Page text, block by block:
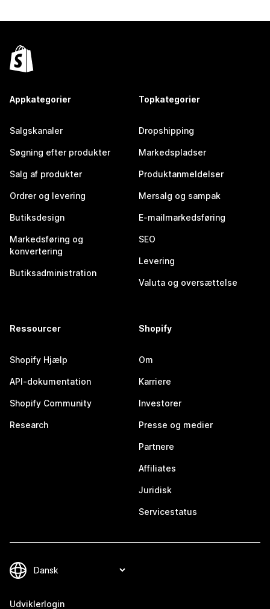
Appkategorier
Salgskanaler
Søgning efter produkter
Salg af produkter
Ordrer og levering
Butiksdesign
Markedsføring og
konvertering
Butiksadministration
Topkategorier
Dropshipping
Markedspladser
Produktanmeldelser
Mersalg og sampak
E-mailmarkedsføring
SEO
Levering
Valuta og oversættelse
Ressourcer
Shopify Hjælp
API-dokumentation
Shopify Community
Research
Shopify
Om
Karriere
Investorer
Presse og medier
Partnere
Affiliates
Juridisk
Servicestatus
Udviklerlogin